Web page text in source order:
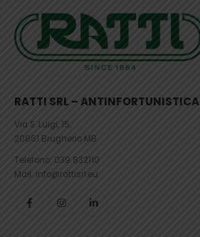
RATTI SRL – ANTINFORTUNISTICA
Via S. Luigi, 15,
20861 Brugherio MB
Telefono: 039 832110
Mail: info@rattisrl.eu